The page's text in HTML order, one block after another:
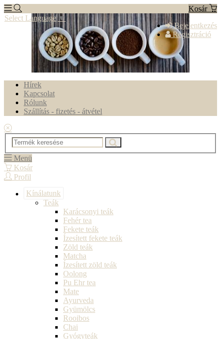
Kosár
Bejelentkezés
Regisztráció
Select Language ▼
Hírek
Kapcsolat
Rólunk
Szállítás - fizetés - átvétel
Menü
Kosár
Profil
Kínálatunk
Teák
Karácsonyi teák
Fehér tea
Fekete teák
Ízesített fekete teák
Zöld teák
Matcha
Ízesített zöld teák
Oolong
Pu Ehr tea
Mate
Ayurveda
Gyümölcs
Rooibos
Chai
Gyógyteák